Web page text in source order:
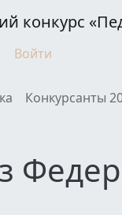
конкурс
Войти
Конкурсанты